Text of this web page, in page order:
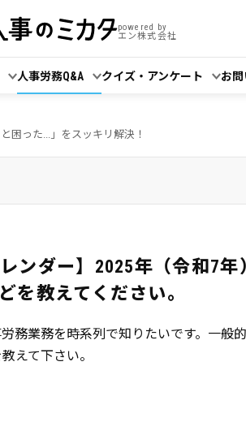
powered by
エン株式会社
人事労務Q&A クイズ・アンケート お問
困った...」をスッキリ解決！
レンダー】2025年（令和7
を教えてください。
務業務を時系列で知りたいです。一般
えて下さい。